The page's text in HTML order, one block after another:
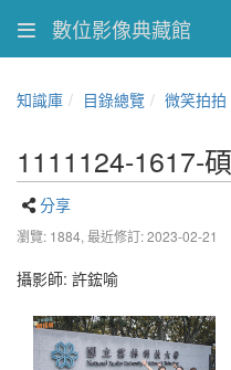
數位影像典藏館
知識庫 目錄總覽 微笑拍拍
1111124-1617-
分享
瀏覽: 1884, 最近修訂: 2023-02-21
攝影師: 許鋐喻